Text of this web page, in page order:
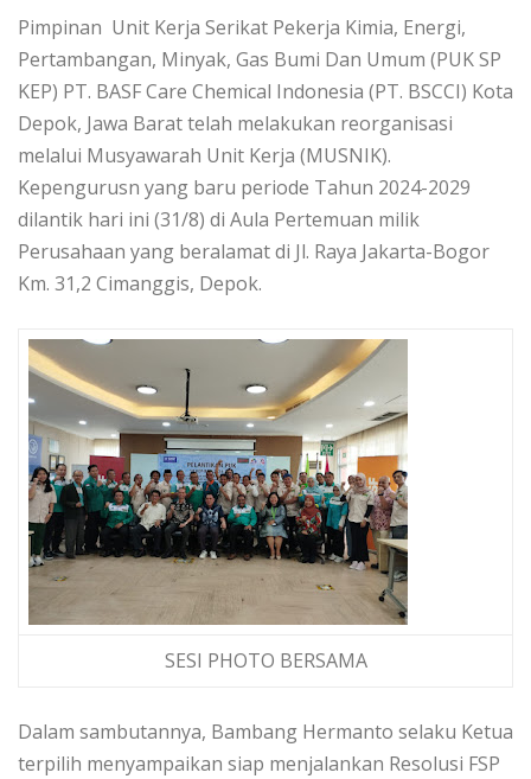
Pimpinan Unit Kerja Serikat Pekerja Kimia, Energi,
Pertambangan, Minyak, Gas Bumi Dan Umum (PUK SP
KEP) PT. BASF Care Chemical Indonesia (PT. BSCCI) Kota
Depok, Jawa Barat telah melakukan reorganisasi
melalui Musyawarah Unit Kerja (MUSNIK).
Kepengurusn yang baru periode Tahun 2024-2029
dilantik hari ini (31/8) di Aula Pertemuan milik
Perusahaan yang beralamat di Jl. Raya Jakarta-Bogor
Km. 31,2 Cimanggis, Depok.
SESI PHOTO BERSAMA
Dalam sambutannya, Bambang Hermanto selaku Ketua
terpilih menyampaikan siap menjalankan Resolusi FSP